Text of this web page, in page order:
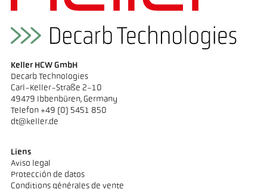
Keller HCW GmbH
Decarb Technologies
Carl-Keller-Straße 2-10
49479 Ibbenbüren, Germany
Telefon +49 (0) 5451 850
dt@keller.de
Liens
Aviso legal
Protección de datos
Conditions générales de vente